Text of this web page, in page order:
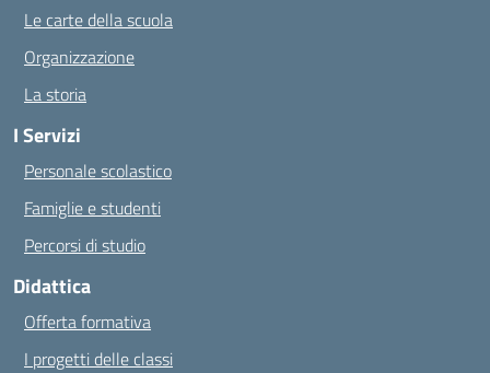
Le carte della scuola
Organizzazione
La storia
I Servizi
Personale scolastico
Famiglie e studenti
Percorsi di studio
Didattica
Offerta formativa
I progetti delle classi